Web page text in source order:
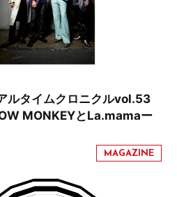
ルタイムクロニクルvol.53
MONKEYとLa.mamaー